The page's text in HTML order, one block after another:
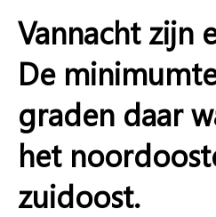
Vannacht zijn
De
graden daar
het
zuidoost.